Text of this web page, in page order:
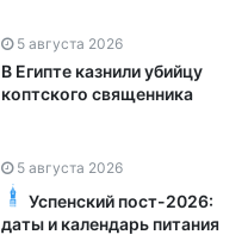
5 августа 2026
В Египте казнили убийцу
коптского священника
5 августа 2026
Успенский пост-2026:
даты и календарь питания